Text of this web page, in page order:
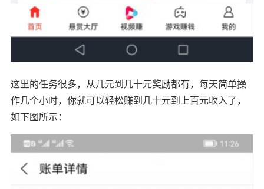
这里的任务很多，从几元到几十元奖励都有，每天简单操
作几个小时，你就可以轻松赚到几十元到上百元收入了，
如下图所示：